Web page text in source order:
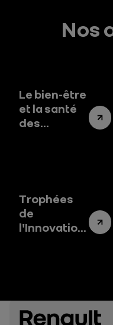
Nos
Le bien-être
et la santé
des
durable
Trophées
de
l'Innovation
2024